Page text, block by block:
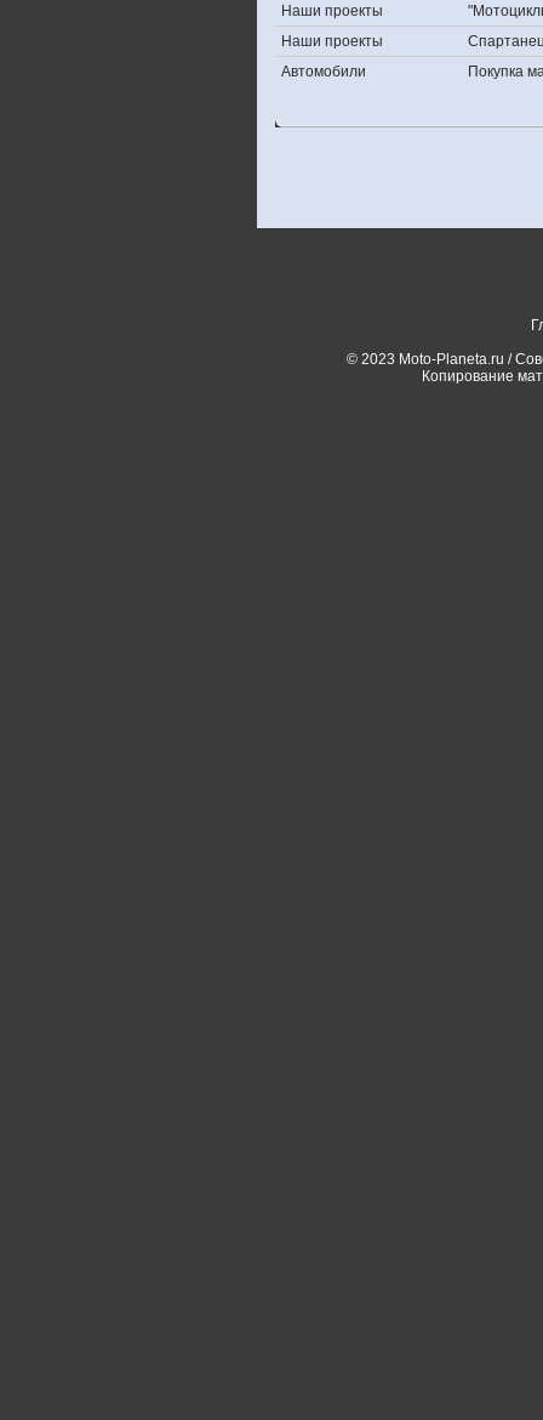
Наши проекты
Наши проекты
Автомобили
Покупка
© 2023 Moto-Planeta.ru /
Копирование